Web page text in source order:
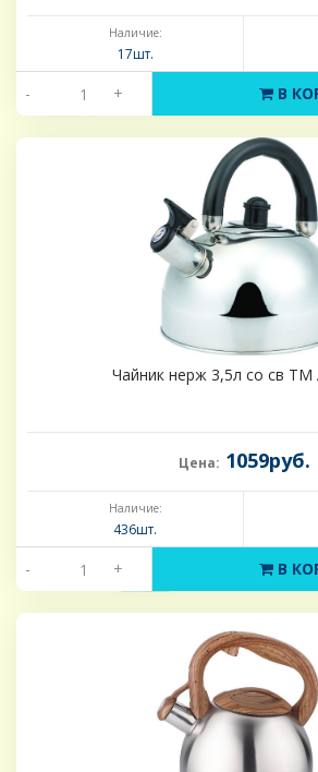
Наличие:
17шт.
- + В
Чайник нерж 3,5л со св TM
Цена: 1059руб.
Наличие:
436шт.
- + В